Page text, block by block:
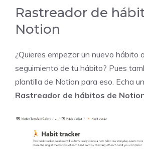
Rastreador de
Notion
¿Quieres empezar un nuevo hábito
seguimiento de tu hábito? Pues
plantilla de Notion para eso. Echa
Rastreador de hábitos de